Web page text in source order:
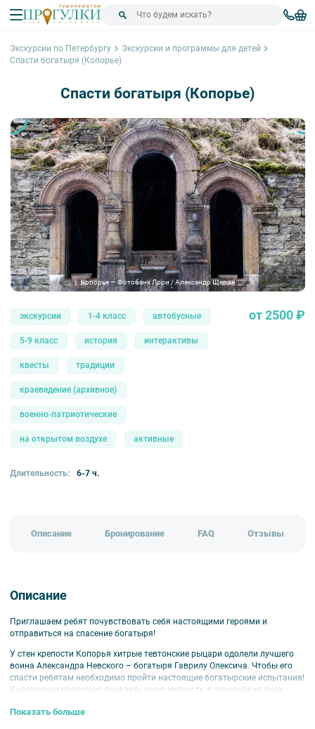
Экскурсии по Петербургу
Экскурсии и программы для детей
Спасти богатыря (Копорье)
Спасти богатыря (Копорье)
Копорье — Фотобанк Лори / Александр Щепин
экскурсии 1-4 класс автобусные
5-9 класс история интерактивы
квесты традиции
краеведение (архивное)
военно-патриотические
на открытом воздухе активные
от 2500 ₽
Длительность: 6-7 ч.
Описание Бронирование FAQ Отзывы
Описание
Приглашаем ребят почувствовать себя настоящими героями и
отправиться на спасение богатыря!
У стен крепости Копорья хитрые тевтонские рыцари одолели лучшего
воина Александра Невского – богатыря Гаврилу Олексича. Чтобы его
спасти ребятам необходимо пройти настоящие богатырские испытания!
Участникам предстоит показать свою меткость в стрельбе из лука,
проявить себя в массовом сражении. Словно в машине времени ребята
Показать больше